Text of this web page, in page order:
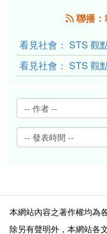
聯播：
本網站內容之著作權均為
除另有聲明外，本網站各